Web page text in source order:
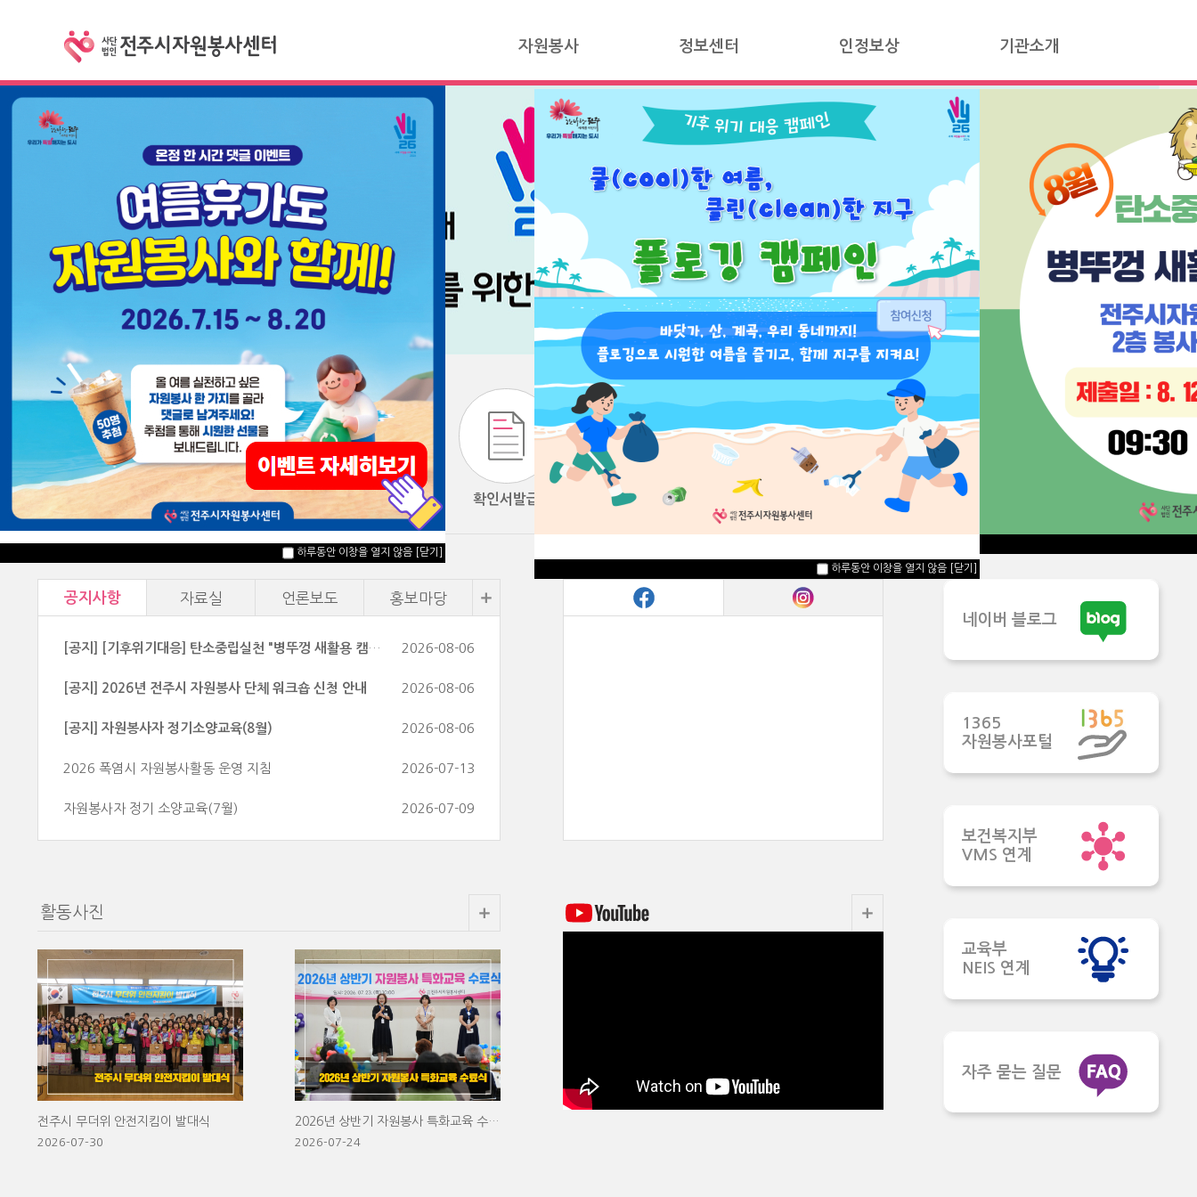
자원봉사 정보센터 인정보상 기관소개
하루동안 이창을 열지 않음
[닫기]
하루동안 이창을 열지 않음
[닫기]
자원봉사신청 마일리지확인 확인서발급 자원봉사교육 자원봉사단체
공지사항 자료실 언론보도 홍보마당
[공지] [기후위기대응] 탄소중립실천 "병뚜껑 새활용 캠페인" 운영기간 안내 2026-08-06
[공지] 2026년 전주시 자원봉사 단체 워크숍 신청 안내 2026-08-06
[공지] 자원봉사자 정기소양교육(8월) 2026-08-06
2026 폭염시 자원봉사활동 운영 지침 2026-07-13
자원봉사자 정기 소양교육(7월) 2026-07-09
활동사진
전주시 무더위 안전지킴이 발대식
2026-07-30
2026년 상반기 자원봉사 특화교육 수료식
2026-07-24
네이버 블로그
1365
자원봉사포털
보건복지부
VMS 연계
교육부
NEIS 연계
자주 묻는 질문